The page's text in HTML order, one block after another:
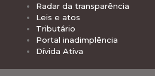
Radar da transparência
Leis e atos
Tributário
Portal inadimplência
Dívida Ativa